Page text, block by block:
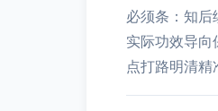
必须条：知
实际功效导
点打路明清